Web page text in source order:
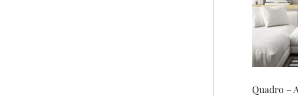
Quadro –